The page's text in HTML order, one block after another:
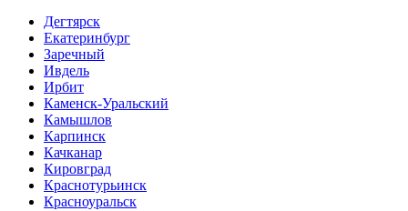
Дегтярск
Екатеринбург
Заречный
Ивдель
Ирбит
Каменск-Уральский
Камышлов
Карпинск
Качканар
Кировград
Краснотурьинск
Красноуральск